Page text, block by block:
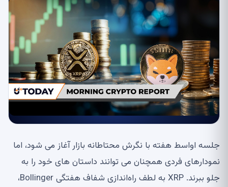
جلسه اواسط هفته با نگرش محتاطانه بازار آغاز می شود، اما
نمودارهای فردی همچنان می توانند داستان های خود را به
جلو ببرند. XRP به لطف راه‌اندازی شفاف هفتگی Bollinger،